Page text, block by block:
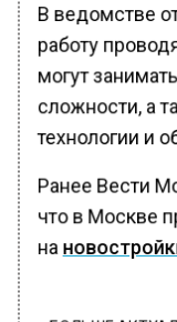
В ведомстве
работу
могут
сложности, а
технологии и
Ранее Вести
что в Москве
на